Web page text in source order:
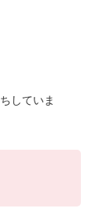
していま